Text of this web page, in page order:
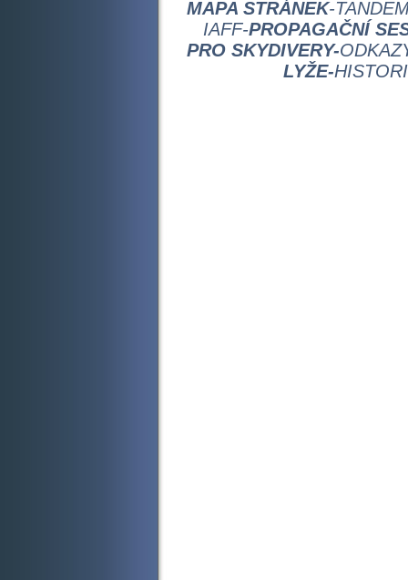
MAPA STRÁNEK-
IAFF-PROPAGAČNÍ
PRO SKYDIVERY-
LYŽE-